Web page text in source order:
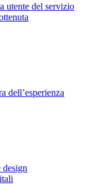
utente del servizio
dell’esperienza
design